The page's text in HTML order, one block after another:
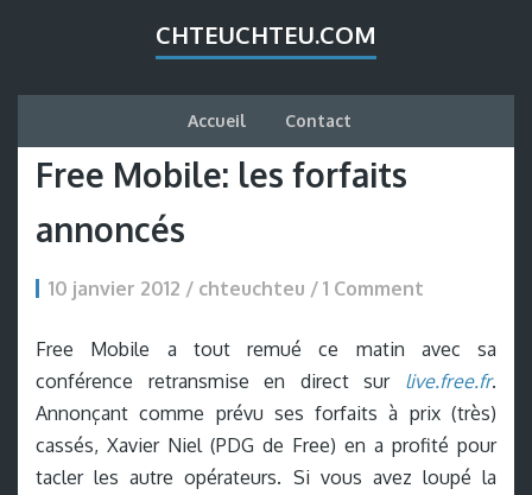
CHTEUCHTEU.COM
Accueil Contact
Free Mobile: les forfaits
annoncés
10 janvier 2012 / chteuchteu / 1 Comment
Free Mobile a tout remué ce matin avec sa
conférence retransmise en direct sur live.free.fr.
Annonçant comme prévu ses forfaits à prix (très)
cassés, Xavier Niel (PDG de Free) en a profité pour
tacler les autre opérateurs. Si vous avez loupé la